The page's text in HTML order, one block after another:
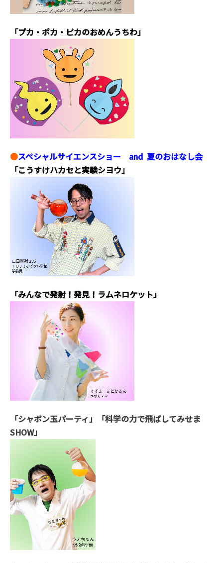
「プカ・ポカ・ピカのおめんうちわ」
●スペシャルサイエンスショー and 夏のおはなし会
「こうすけハカセと実験シヨウ」
「みんなで発射！発見！ラムネロケット」
「シャボン玉パーティ」「科学の力で飛ばしてみせま
SHOW」